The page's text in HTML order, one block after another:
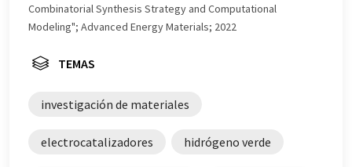
Combinatorial Synthesis Strategy and Computational
Modeling"; Advanced Energy Materials; 2022
TEMAS
investigación de materiales
electrocatalizadores hidrógeno verde